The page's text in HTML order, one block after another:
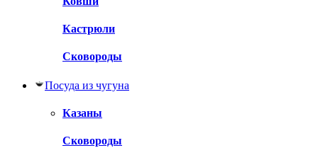
Кастрюли
Сковороды
Посуда из чугуна
Казаны
Сковороды